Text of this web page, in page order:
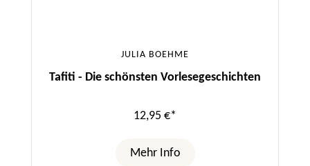
JULIA BOEHME
Tafiti - Die schönsten Vorlesegeschichten
12,95 €*
Mehr Info